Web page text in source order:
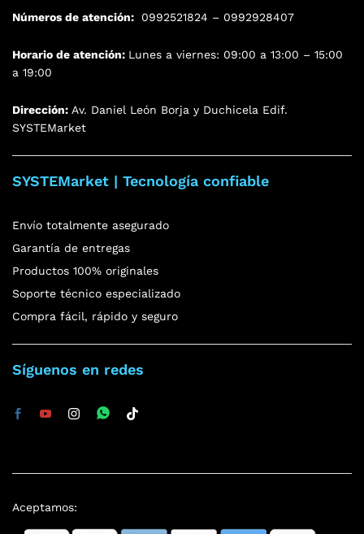
Números de atención: 0992521824 – 0992928407
Horario de atención: Lunes a viernes: 09:00 a 13:00 – 15:00
a 19:00
Dirección: Av. Daniel León Borja y Duchicela Edif.
SYSTEMarket
SYSTEMarket | Tecnología confiable
Envío totalmente asegurado
Garantía de entregas
Productos 100% originales
Soporte técnico especializado
Compra fácil, rápido y seguro
Síguenos en redes
Aceptamos: